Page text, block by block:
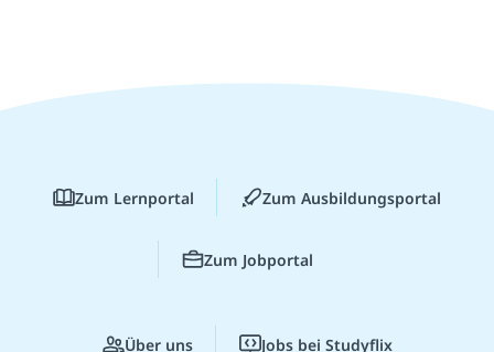
Zum Lernportal Zum Ausbildungsportal
Zum Jobportal
Über uns Jobs bei Studyflix